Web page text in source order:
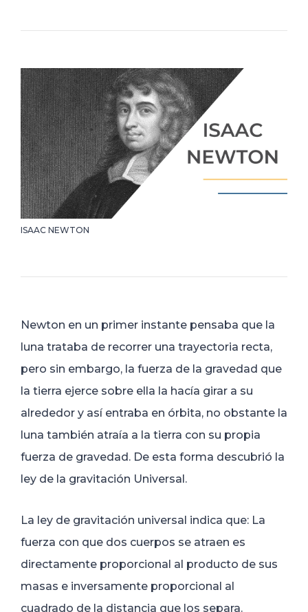
ISAAC NEWTON
Newton en un primer instante pensaba que la
luna trataba de recorrer una trayectoria recta,
pero sin embargo, la fuerza de la gravedad que
la tierra ejerce sobre ella la hacía girar a su
alrededor y así entraba en órbita, no obstante la
luna también atraía a la tierra con su propia
fuerza de gravedad. De esta forma descubrió la
ley de la gravitación Universal.
La ley de gravitación universal indica que: La
fuerza con que dos cuerpos se atraen es
directamente proporcional al producto de sus
masas e inversamente proporcional al
cuadrado de la distancia que los separa.